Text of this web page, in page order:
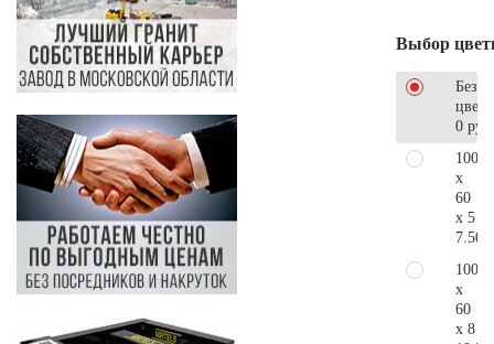
Выбор
Без
0 руб.
100
x
60
x 5
100
x
60
x 8